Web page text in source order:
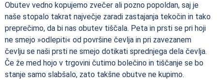
Obutev vedno kopujemo zvečer ali pozno popoldan, saj je
naše stopalo takrat največje zaradi zastajanja tekočin in tako
preprečimo, da bi nas obutev tiščala. Peta in prsti se pri hoji
ne smejo »odlepiti« od površine čevlja in pri zavezanem
čevlju se naši prsti ne smejo dotikati sprednjega dela čevlja.
Če že med hojo v trgovini čutimo bolečino in tiščanje se bo
stanje samo slabšalo, zato takšne obutve ne kupimo.